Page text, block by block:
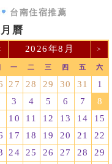
台南住宿推薦
月曆
2026年8月 >
一 二 三 四 五 六
27 28 29 30 31
1
3 4 5 6 7
8
10 11 12 13 14
15
17 18 19 20 21
22
24 25 26 27 28
29